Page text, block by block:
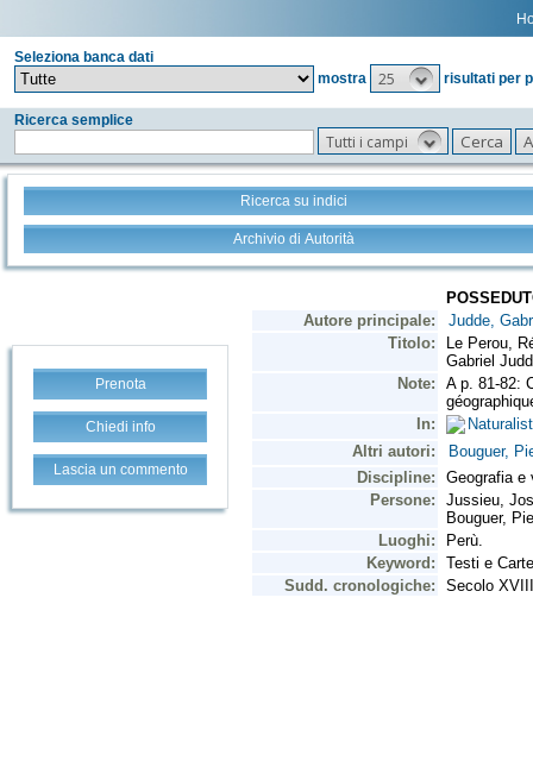
Seleziona banca dati
mostra
25 risultati per
Ricerca semplice
Tutti i campi
Ricerca su indici
Archivio di Autorità
Prenota
Chiedi info
Lascia un commento